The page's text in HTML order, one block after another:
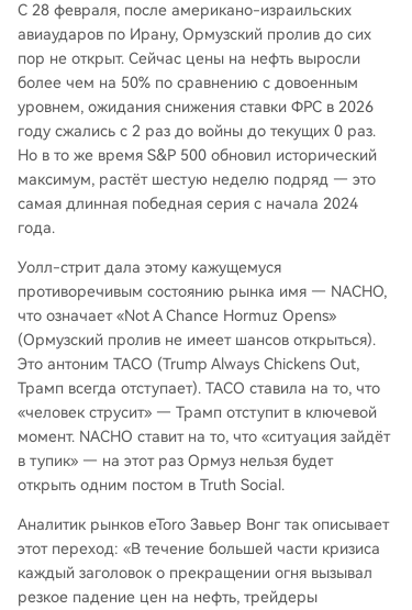
Это сигнализирует о «расцеплении» двух акти
вов: нефть говорит о закрытом проливе, а фон
довый рынок игнорирует этот фактор. Концеп
ция NACHO подкрепляется ставками на трех
производных рынках: 1. **Страхование:** Резк
ий рост ставок военного страхования для судо
в, проходящих через пролив. 2. **Нефть:** Кру
тая обратная структура ценовых кривых (бэкв
ордация), где ближние контракты значительн
о дороже дальних, что указывает на ожидани
е длительного, но конечного периода высоки
х цен. 3. **Ставки ФРС:** Рынок практически и
сключил возможность снижения ставок ФРС в
2026 году из-за инфляционного давления от в
ысоких цен на энергоносители. Внутри фондо
вого рынка также произошла дифференциац
ия: сектор энергетики (ETF XLE) значительно
опережает рынок, в то время как транспортн
ый сектор (ETF IYT) сильно отстает из-за
С 28 февраля, после американо-израильских
авиаударов по Ирану, Ормузский пролив до сих
пор не открыт. Сейчас цены на нефть выросли
более чем на 50% по сравнению с довоенным
уровнем, ожидания снижения ставки ФРС в 2026
году сжались с 2 раз до войны до текущих 0 раз.
Но в то же время S&P 500 обновил исторический
максимум, растёт шестую неделю подряд — это
самая длинная победная серия с начала 2024
года.
Уолл-стрит дала этому кажущемуся
противоречивым состоянию рынка имя — NACHO,
что означает «Not A Chance Hormuz Opens»
(Ормузский пролив не имеет шансов открыться).
Это антоним TACO (Trump Always Chickens Out,
Трамп всегда отступает). TACO ставила на то, что
«человек струсит» — Трамп отступит в ключевой
момент. NACHO ставит на то, что «ситуация зайдёт
в тупик» — на этот раз Ормуз нельзя будет
открыть одним постом в Truth Social.
Аналитик рынков eToro Завьер Вонг так описывает
этот переход: «В течение большей части кризиса
каждый заголовок о прекращении огня вызывал
резкое падение цен на нефть, трейдеры